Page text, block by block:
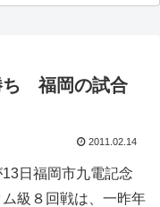
ち 福岡の試合
2011.02.14
日福岡市九電記念
級８回戦は、一昨年